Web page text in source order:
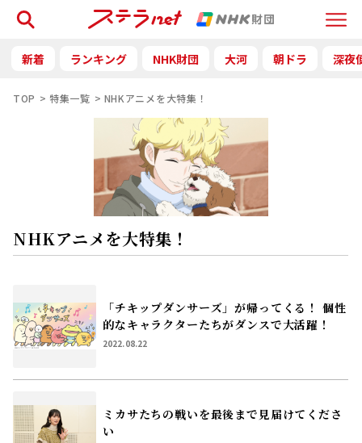
Menu
検索
新着 ランキング NHK財団 大河 朝ドラ 深夜
TOP 特集一覧 NHKアニメを大特集！
NHKアニメを大特集！
「チキップダンサーズ」が帰ってくる！ 個性
的なキャラクターたちがダンスで大活躍！
2022.08.22
ミカサたちの戦いを最後まで見届けてくださ
い